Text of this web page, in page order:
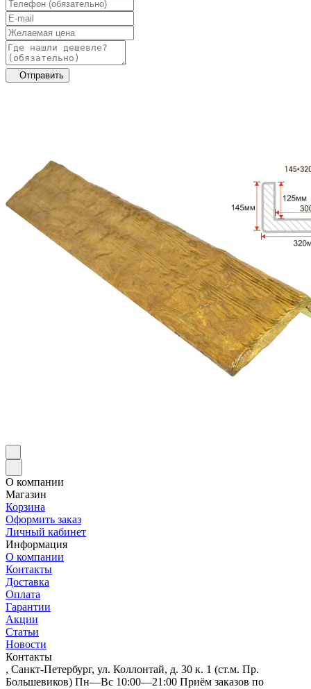
Отправить
О компании
Магазин
Корзина
Оформить заказ
Личный кабинет
Информация
О компании
Контакты
Доставка
Оплата
Гарантии
Акции
Статьи
Новости
Контакты
, Санкт-Петербург, ул. Коллонтай, д. 30 к. 1 (ст.м. Пр.
Большевиков) Пн—Вс 10:00—21:00 Приём заказов по